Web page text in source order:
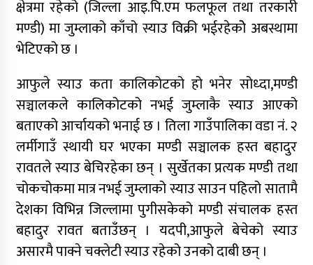
क्षेत्रमा रहेको (जिल्ला आइ.पि.एम फलफूल तथा तरकारी
मण्डी) मा जुम्लाको काँचो स्याउ विक्री भईरहेकोे अबस्थामा
भेटिएको छ ।
आफुले स्याउ कता कालिकोटको हो भनेर सोध्दा,मण्डी
सञ्चालकले कालिकोटको नभई जुम्लाकै स्याउ आएको
बताएको आर्चायको भनाई छ । तिला गाउँपालिका वडा नं. २
लर्मीगाउँ स्थायी घर भएका मण्डी सञ्चालक हस्त बहादुर
रावतले स्याउ बेचिरहेका छन् । सुर्खेतका प्रत्यक मण्डी तथा
चोकचोकमा मात्र नभई जुम्लाको स्याउ साउन पहिलो सातामै
देशका विभिन्न जिल्लामा पुगीसकेको मण्डी संचालक हस्त
बहादुर रावत बताउँछन् । यदपी,आफुले बेचेको स्याउ
असारमै पाक्ने चक्लेटी स्याउ रहेको उनको दाबी छन् ।